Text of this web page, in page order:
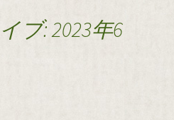
ブ: 2023年6